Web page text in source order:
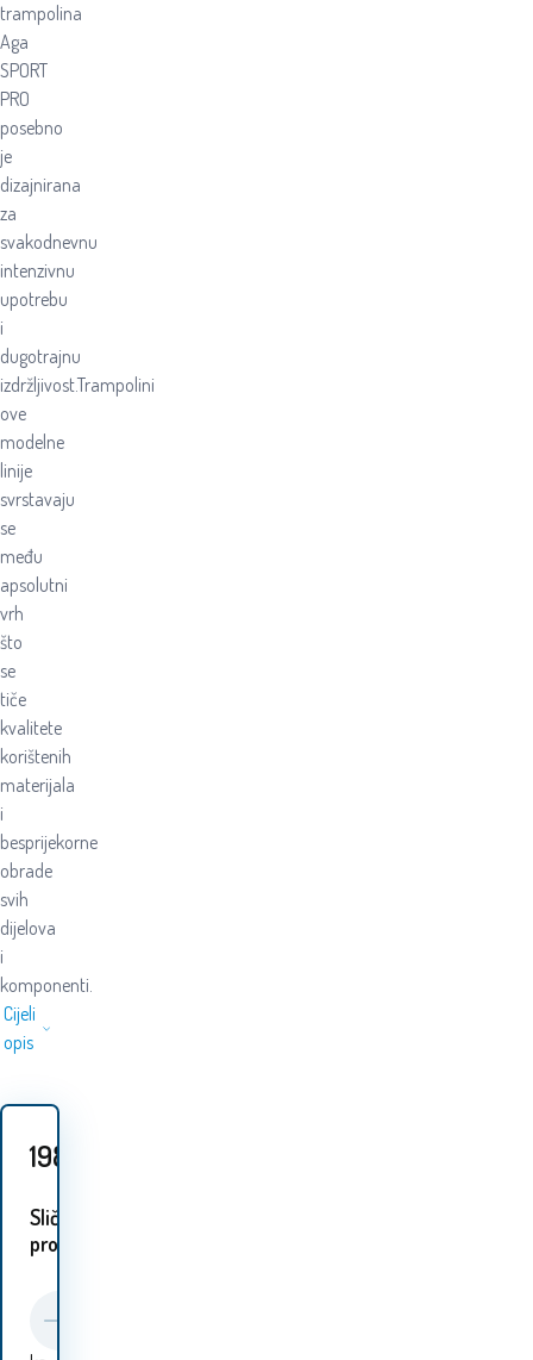
trampolina
Aga
SPORT
PRO
posebno
je
dizajnirana
za
svakodnevnu
intenzivnu
upotrebu
i
dugotrajnu
izdržljivost.Trampolini
ove
modelne
linije
svrstavaju
se
među
apsolutni
vrh
što
se
tiče
kvalitete
korištenih
materijala
i
besprijekorne
obrade
svih
dijelova
i
komponenti.
Cijeli
opis
198
Slični
proizvodi: